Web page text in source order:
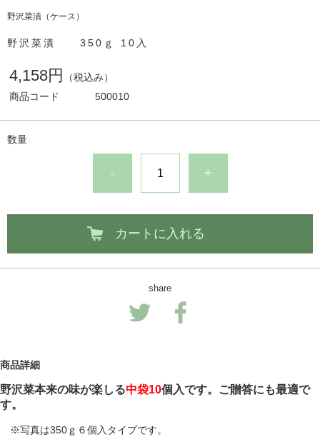
野沢菜漬（ケース）
野沢菜漬 350ｇ 10入
4,158円
（税込み）
商品コード
500010
数量
- +
カートに入れる
share
商品詳細
野沢菜本来の味が楽しる中袋10個入です。ご贈答にも最適で
す。
※写真は350ｇ６個入タイプです。